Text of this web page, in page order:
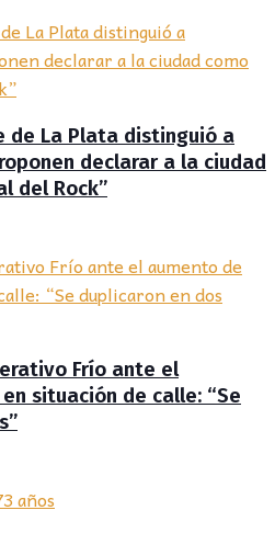
de La Plata distinguió a
declarar a la ciudad
del Rock”
Frío ante el
situación de calle: “Se